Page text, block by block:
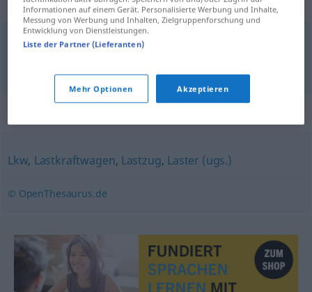
dasPferdscheute vor dem Lastwagen
Lkw, Lastkraftwagen, Lastzug, Laster (ugs.)
© OpenThesaurus.de
Informationen auf einem Gerät. Personalisierte Werbung und Inhalte,
Messung von Werbung und Inhalten, Zielgruppenforschung und
Entwicklung von Dienstleistungen.
Liste der Partner (Lieferanten)
Mehr Optionen Akzeptieren